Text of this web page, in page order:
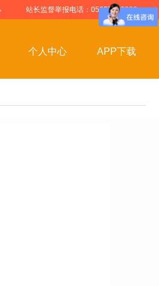
站长监督举报电话：05357599999
个人中心 APP下载